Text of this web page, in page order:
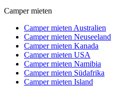
Camper mieten
Camper mieten Australien
Camper mieten Neuseeland
Camper mieten Kanada
Camper mieten USA
Camper mieten Namibia
Camper mieten Südafrika
Camper mieten Island